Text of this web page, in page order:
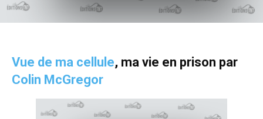
Vue de ma cellule, ma vie en prison par
Colin McGregor